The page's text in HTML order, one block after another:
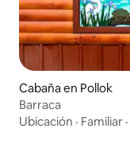
Cabaña en Pollok
Barraca
Ubicación · Familiar ·